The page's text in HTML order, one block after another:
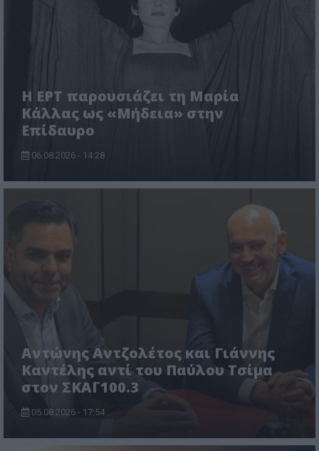
Η ΕΡΤ παρουσιάζει τη Μαρία
Κάλλας ως «Μήδεια» στην
Επίδαυρο
06.08.2026 - 14:28
Αντώνης Αντζολέτος και Γιάννης
Καντέλης αντί του Παύλου Τσίμα
στον ΣΚΑΪ 100.3
05.08.2026 - 17:54